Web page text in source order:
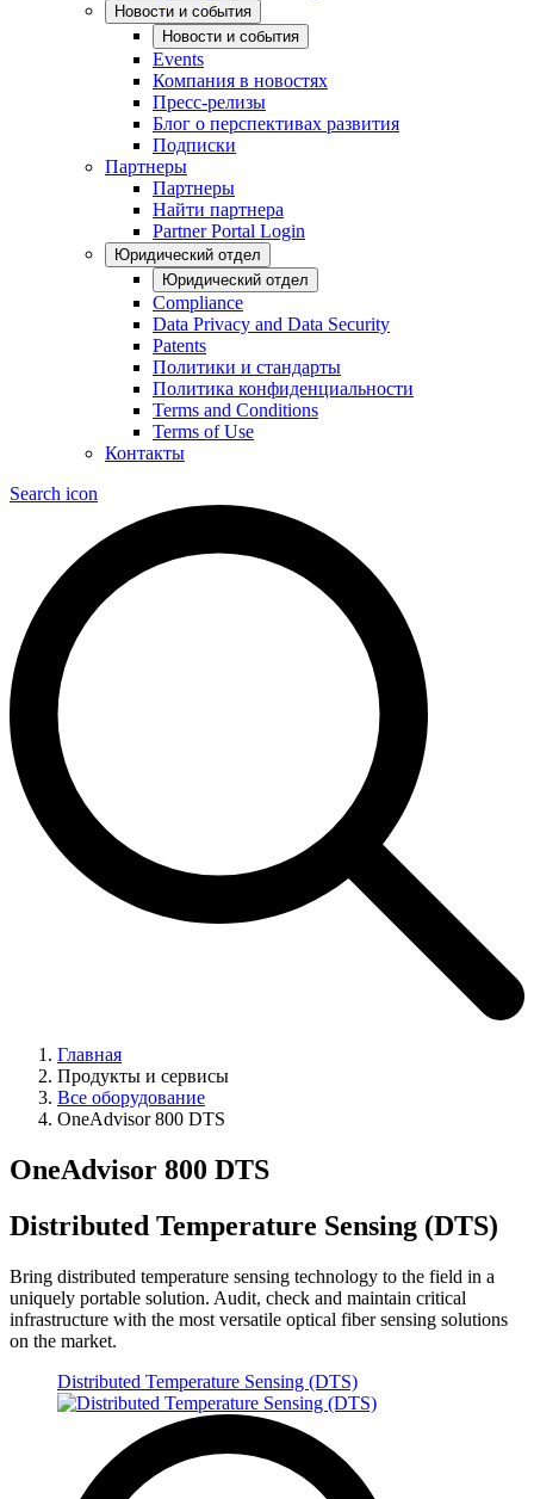
Новости и события
Новости и события
Events
Компания в новостях
Пресс-релизы
Блог о перспективах развития
Подписки
Партнеры
Партнеры
Найти партнера
Partner Portal Login
Юридический отдел
Юридический отдел
Compliance
Data Privacy and Data Security
Patents
Политики и стандарты
Политика конфиденциальности
Terms and Conditions
Terms of Use
Контакты
Search icon
Главная
Продукты и сервисы
Все оборудование
OneAdvisor 800 DTS
OneAdvisor 800 DTS
Distributed Temperature Sensing (DTS)
Bring distributed temperature sensing technology to the field in a
uniquely portable solution. Audit, check and maintain critical
infrastructure with the most versatile optical fiber sensing solutions
on the market.
Distributed Temperature Sensing (DTS)